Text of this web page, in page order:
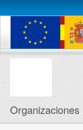
Conjuntos de datos
Organizaciones